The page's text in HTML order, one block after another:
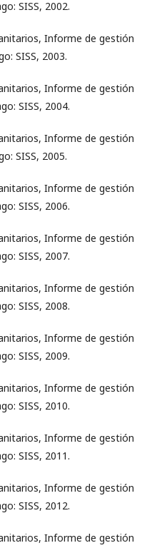
SISS, 2002.
Informe de gestión
SISS, 2003.
Informe de gestión
SISS, 2004.
Informe de gestión
SISS, 2005.
Informe de gestión
SISS, 2006.
Informe de gestión
SISS, 2007.
Informe de gestión
SISS, 2008.
Informe de gestión
SISS, 2009.
Informe de gestión
SISS, 2010.
Informe de gestión
SISS, 2011.
Informe de gestión
SISS, 2012.
Informe de gestión